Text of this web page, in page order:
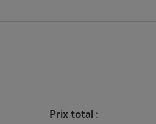
Prix total :